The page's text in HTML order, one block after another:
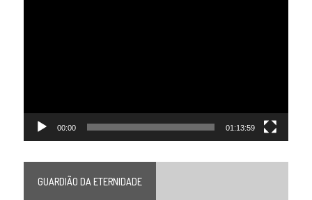
00:00 01:13:59
GUARDIÃO DA ETERNIDADE